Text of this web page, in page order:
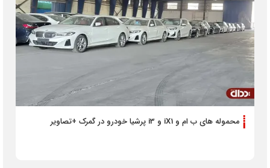
محموله های ب ام و iX1 و i3 پرشیا خودرو در گمرک +تصاویر